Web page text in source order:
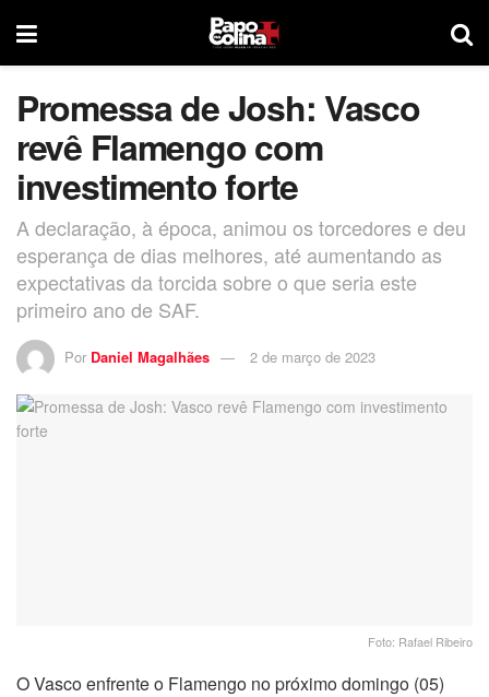
Promessa de Josh: Vasco
revê Flamengo com
investimento forte
A declaração, à época, animou os torcedores e deu
esperança de dias melhores, até aumentando as
expectativas da torcida sobre o que seria este
primeiro ano de SAF.
Por Daniel Magalhães 2 de março de 2023
Foto: Rafael Ribeiro
O Vasco enfrente o Flamengo no próximo domingo (05)